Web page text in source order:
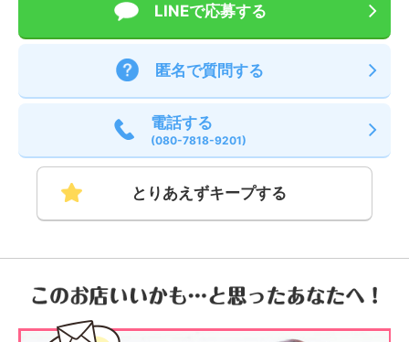
LINEで応募する
匿名で質問する
電話する
(080-7818-9201)
とりあえずキープする